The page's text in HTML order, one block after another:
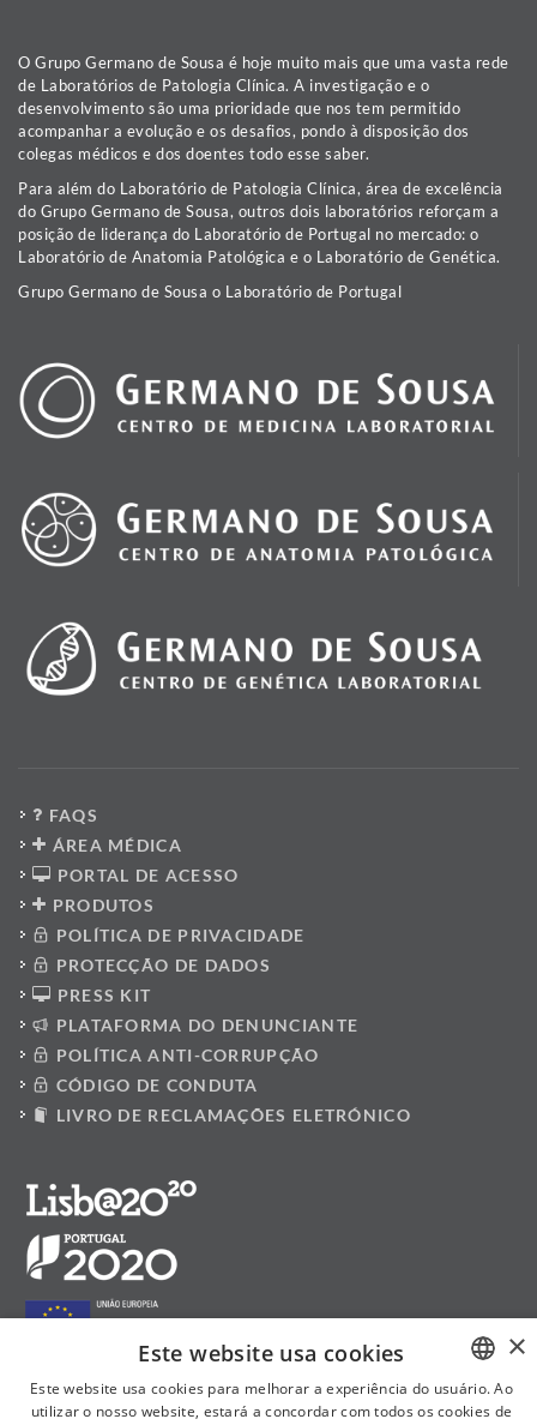
O Grupo Germano de Sousa é hoje muito mais que uma vasta rede
de Laboratórios de Patologia Clínica. A investigação e o
desenvolvimento são uma prioridade que nos tem permitido
acompanhar a evolução e os desafios, pondo à disposição dos
colegas médicos e dos doentes todo esse saber.
Para além do Laboratório de Patologia Clínica, área de excelência
do Grupo Germano de Sousa, outros dois laboratórios reforçam a
posição de liderança do Laboratório de Portugal no mercado: o
Laboratório de Anatomia Patológica e o Laboratório de Genética.
Grupo Germano de Sousa o Laboratório de Portugal
FAQS
ÁREA MÉDICA
PORTAL DE ACESSO
PRODUTOS
POLÍTICA DE PRIVACIDADE
PROTECÇÃO DE DADOS
PRESS KIT
PLATAFORMA DO DENUNCIANTE
POLÍTICA ANTI-CORRUPÇÃO
CÓDIGO DE CONDUTA
LIVRO DE RECLAMAÇÕES ELETRÓNICO
PORTUGUESE
×
Este website usa cookies
Este website usa cookies para melhorar a experiência do usuário. Ao
utilizar o nosso website, estará a concordar com todos os cookies de